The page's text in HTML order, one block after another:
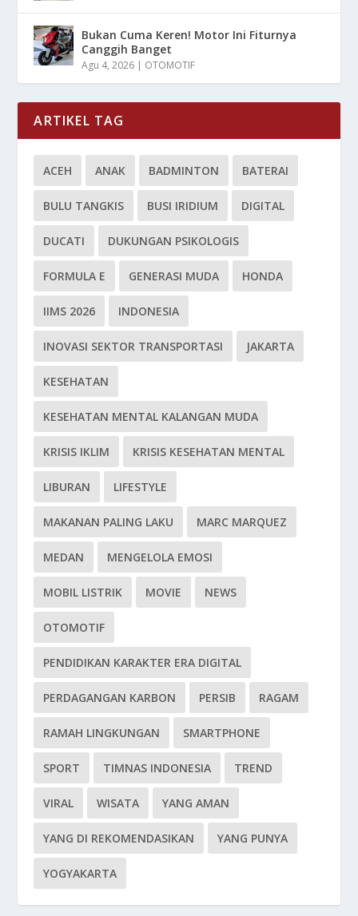
Bukan Cuma Keren! Motor Ini Fiturnya
Canggih Banget
Agu 4, 2026 | OTOMOTIF
ARTIKEL TAG
ACEH ANAK BADMINTON BATERAI
BULU TANGKIS BUSI IRIDIUM DIGITAL
DUCATI DUKUNGAN PSIKOLOGIS
FORMULA E GENERASI MUDA HONDA
IIMS 2026 INDONESIA
INOVASI SEKTOR TRANSPORTASI JAKARTA
KESEHATAN
KESEHATAN MENTAL KALANGAN MUDA
KRISIS IKLIM KRISIS KESEHATAN MENTAL
LIBURAN LIFESTYLE
MAKANAN PALING LAKU MARC MARQUEZ
MEDAN MENGELOLA EMOSI
MOBIL LISTRIK MOVIE NEWS
OTOMOTIF
PENDIDIKAN KARAKTER ERA DIGITAL
PERDAGANGAN KARBON PERSIB RAGAM
RAMAH LINGKUNGAN SMARTPHONE
SPORT TIMNAS INDONESIA TREND
VIRAL WISATA YANG AMAN
YANG DI REKOMENDASIKAN YANG PUNYA
YOGYAKARTA